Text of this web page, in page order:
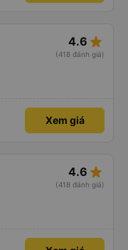
4.6 star_rate
(418 đánh giá)
Xem giá
4.6 star_rate
(418 đánh giá)